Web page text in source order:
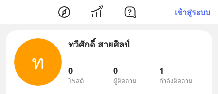
เข้าสู่ระบบ
ท
ทวีศักดิ์ สายศิลป์
0
โพสต์
0
ผู้ติดตาม
1
กำลังติดตาม